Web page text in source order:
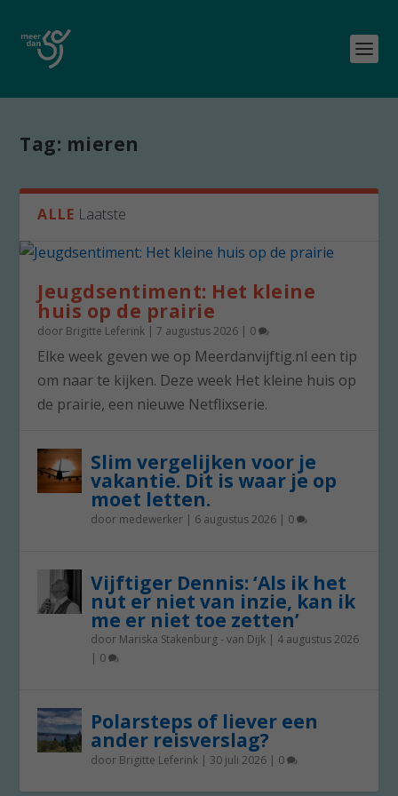
Tag: mieren
ALLE Laatste
Jeugdsentiment: Het kleine
huis op de prairie
door Brigitte Leferink |7 augustus 2026 | 0
Elke week geven we op Meerdanvijftig.nl een tip
om naar te kijken. Deze week Het kleine huis op
de prairie, een nieuwe Netflixserie.
Slim vergelijken voor je
vakantie. Dit is waar je op
moet letten.
door medewerker | 6 augustus 2026 | 0
Vijftiger Dennis: ‘Als ik het
nut er niet van inzie, kan ik
me er niet toe zetten’
door Mariska Stakenburg - van Dijk | 4 augustus 2026
| 0
Polarsteps of liever een
ander reisverslag?
door Brigitte Leferink | 30 juli 2026 | 0